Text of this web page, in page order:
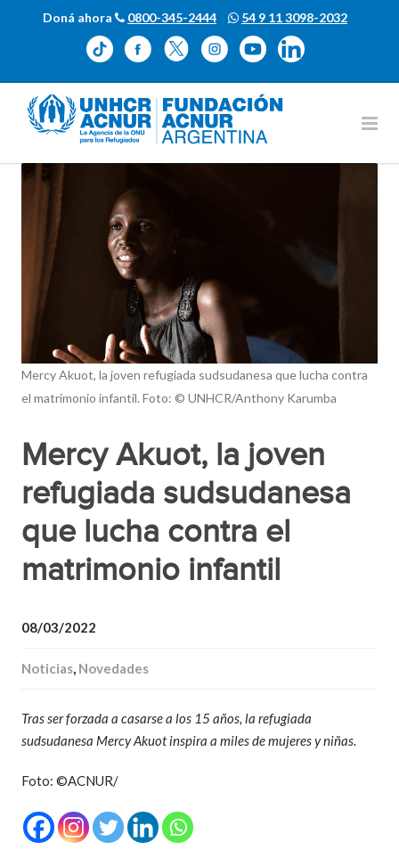
Doná ahora 0800-345-2444 54 9 11 3098-2032
Mercy Akuot, la joven refugiada sudsudanesa que lucha contra
el matrimonio infantil. Foto: © UNHCR/Anthony Karumba
Mercy Akuot, la joven
refugiada sudsudanesa
que lucha contra el
matrimonio infantil
08/03/2022
Noticias, Novedades
Tras ser forzada a casarse a los 15 años, la refugiada
sudsudanesa Mercy Akuot inspira a miles de mujeres y niñas.
Foto: ©ACNUR/